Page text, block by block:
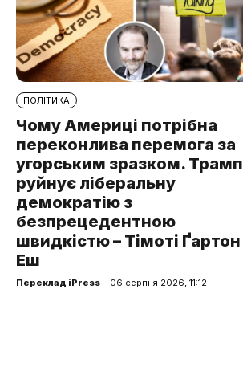
ПОЛІТИКА
Чому Америці потрібна
переконлива перемога за
угорським зразком. Трамп
руйнує ліберальну
демократію з
безпрецедентною
швидкістю – Тімоті Ґартон
Еш
Переклад iPress – 06 серпня 2026, 11:12